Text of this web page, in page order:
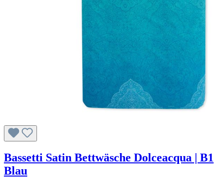
Bassetti Satin Bettwäsche Dolceacqua | B1
Blau